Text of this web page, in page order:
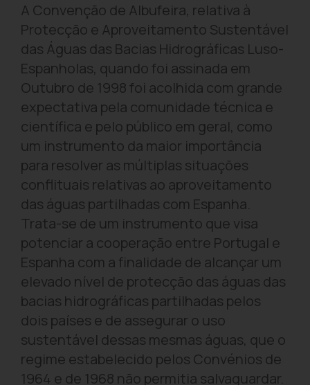
A Convenção de Albufeira, relativa à
Protecção e Aproveitamento Sustentável
das Águas das Bacias Hidrográficas Luso-
Espanholas, quando foi assinada em
Outubro de 1998 foi acolhida com grande
expectativa pela comunidade técnica e
científica e pelo público em geral, como
um instrumento da maior importância
para resolver as múltiplas situações
conflituais relativas ao aproveitamento
das águas partilhadas com Espanha.
Trata-se de um instrumento que visa
potenciar a cooperação entre Portugal e
Espanha com a finalidade de alcançar um
elevado nível de protecção das águas das
bacias hidrográficas partilhadas pelos
dois países e de assegurar o uso
sustentável dessas mesmas águas, que o
regime estabelecido pelos Convénios de
1964 e de 1968 não permitia salvaguardar.